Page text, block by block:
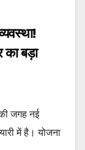
का बड़ा
जगह नई
में है। योजना